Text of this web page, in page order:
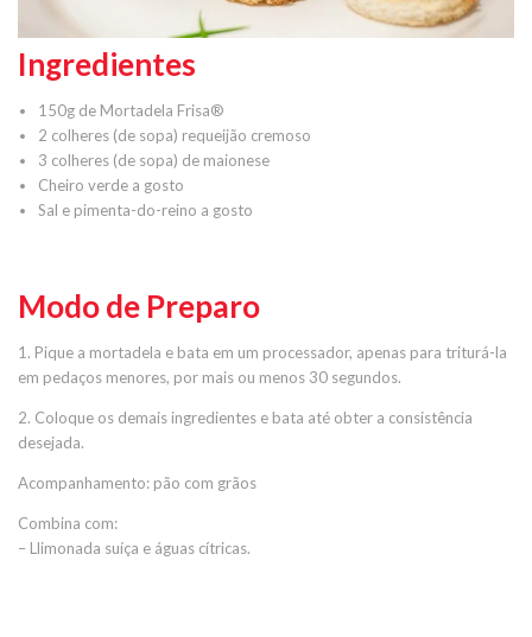
Ingredientes
150g de Mortadela Frisa®
2 colheres (de sopa) requeijão cremoso
3 colheres (de sopa) de maionese
Cheiro verde a gosto
Sal e pimenta-do-reino a gosto
Modo de Preparo
1. Pique a mortadela e bata em um processador, apenas para triturá-la
em pedaços menores, por mais ou menos 30 segundos.
2. Coloque os demais ingredientes e bata até obter a consistência
desejada.
Acompanhamento: pão com grãos
Combina com:
– Llimonada suíça e águas cítricas.